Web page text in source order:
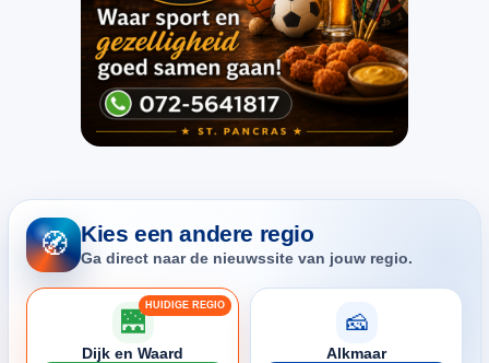
🧭 Kies een andere regio
Ga direct naar de nieuwssite van jouw regio.
🌉
Dijk en Waard
🧀
Alkmaar